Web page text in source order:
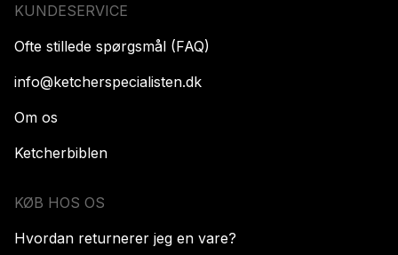
KUNDESERVICE
Ofte stillede spørgsmål (FAQ)
info@ketcherspecialisten.dk
Om os
Ketcherbiblen
KØB HOS OS
Hvordan returnerer jeg en vare?